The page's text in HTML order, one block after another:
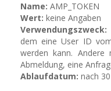
Name: AMP_TOKEN
Wert: keine Angaben
Verwendungszweck:
dem eine User ID
werden kann.
Abmeldung, eine
Ablaufdatum: nach